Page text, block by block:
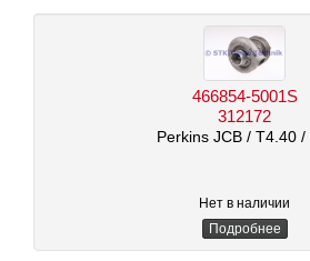
466854-5001S
312172
Perkins JCB/ T4.40 /
Нет в наличии
Подробнее